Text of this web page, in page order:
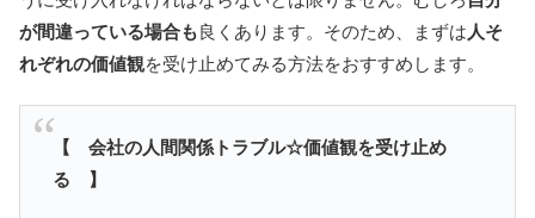
が間違っている場合も良くあります。そのため、まずは 人そ
れぞれの価値観を受け止めてみる方法をおすすめします。
【 会社の人間関係トラブル☆価値観を受け止め
る 】